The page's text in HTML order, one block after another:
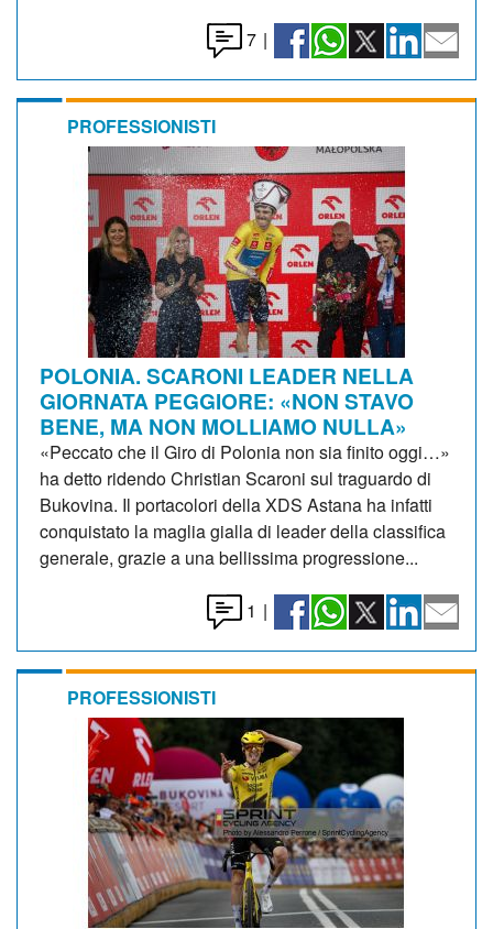
7 |
PROFESSIONISTI
POLONIA. SCARONI LEADER NELLA
GIORNATA PEGGIORE: «NON STAVO
BENE, MA NON MOLLIAMO NULLA»
«Peccato che il Giro di Polonia non sia finito oggi…»
ha detto ridendo Christian Scaroni sul traguardo di
Bukovina. Il portacolori della XDS Astana ha infatti
conquistato la maglia gialla di leader della classifica
generale, grazie a una bellissima progressione...
1 |
PROFESSIONISTI